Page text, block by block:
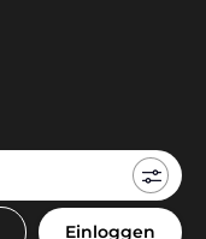
Einloggen